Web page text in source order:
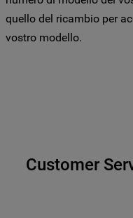
quello del ricambio per
vostro modello.
Customer
specifico le tue